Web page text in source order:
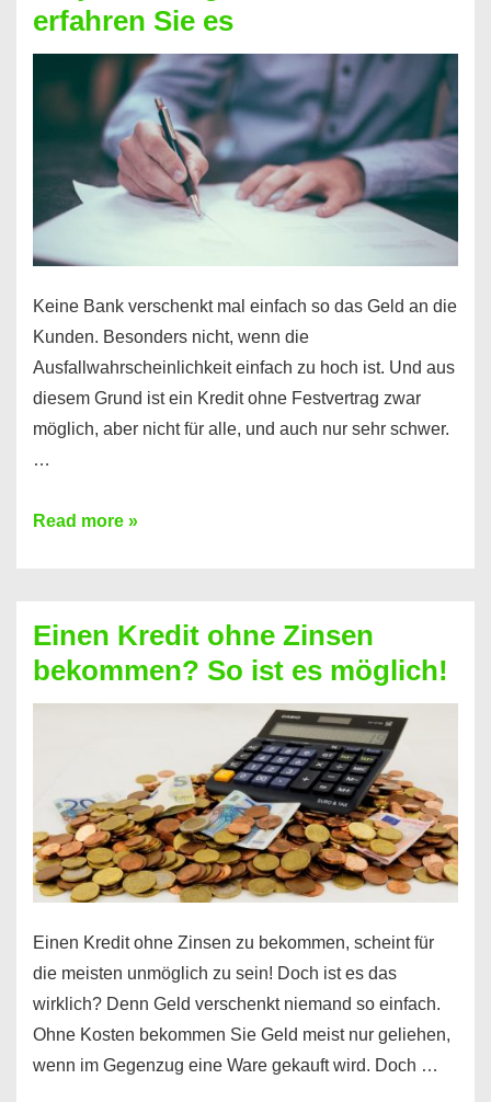
nicht
nur
für
Handy
möglich!
erfahren Sie es
Keine Bank verschenkt mal einfach so das Geld an die
Kunden. Besonders nicht, wenn die
Ausfallwahrscheinlichkeit einfach zu hoch ist. Und aus
diesem Grund ist ein Kredit ohne Festvertrag zwar
möglich, aber nicht für alle, und auch nur sehr schwer.
…
Ist
Festvertrag
für
jeden
erfahren
Sie
es
Read more »
Einen Kredit ohne Zinsen
bekommen? So ist es möglich!
Einen Kredit ohne Zinsen zu bekommen, scheint für
die meisten unmöglich zu sein! Doch ist es das
wirklich? Denn Geld verschenkt niemand so einfach.
Ohne Kosten bekommen Sie Geld meist nur geliehen,
wenn im Gegenzug eine Ware gekauft wird. Doch …